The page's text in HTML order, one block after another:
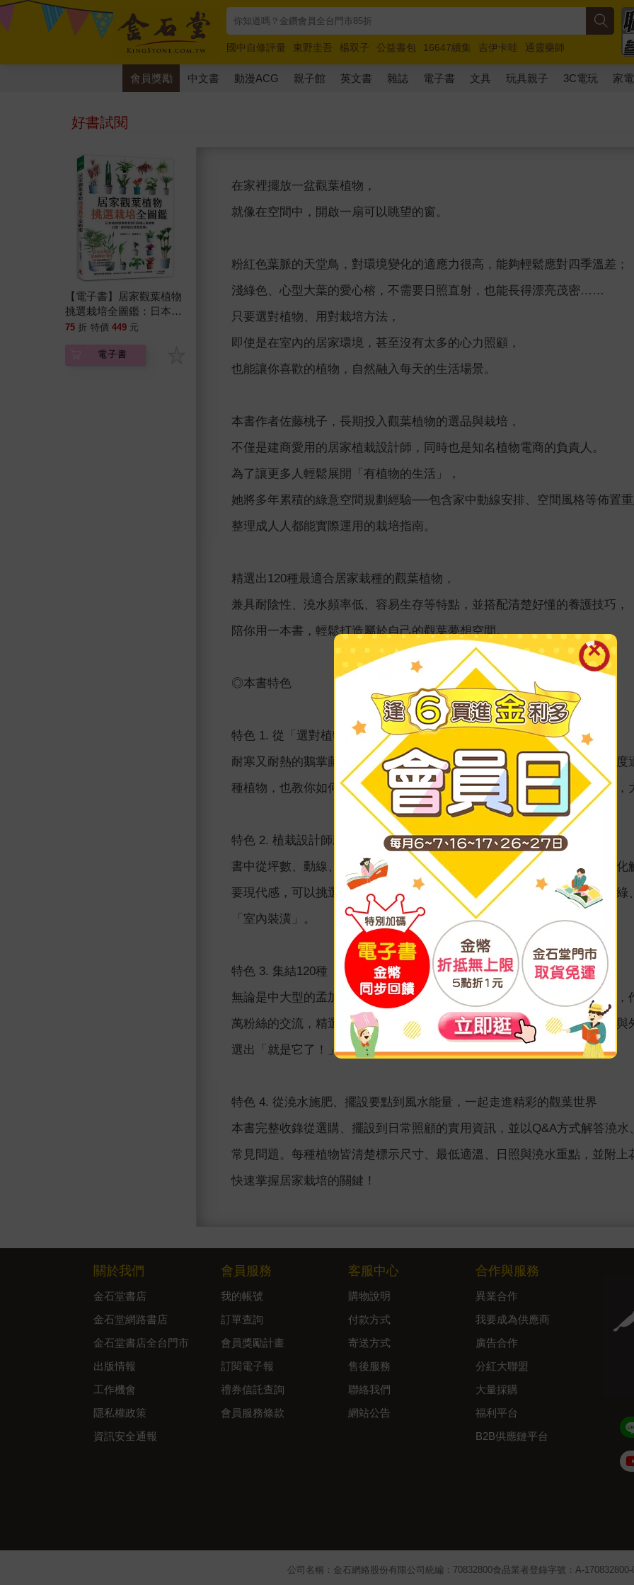
國中自修評量 東野圭吾 楊双子 公益書包 16647續集 吉伊卡哇
通靈藥師
唯紅花綻放
奧德賽 路邊攤新作 馬斯克 玩具總動員5 超慢跑
會員獎勵 中文書 動漫ACG 親子館 英文書 雜誌 電子書 文具 玩具親子 3C電玩 家電
好書試閱
【電子書】居家觀葉植物
挑選栽培全圖鑑：日本植
栽專家教你用120種人氣
意空間」
75 折 特價 449 元
電子書
在家裡擺放一盆觀葉植物，
就像在空間中，開啟一扇可以眺望的窗。
粉紅色葉脈的天堂鳥，對環境變化的適應力很高，能夠輕鬆應對四季溫差；
淺綠色、心型大葉的愛心榕，不需要日照直射，也能長得漂亮茂密……
只要選對植物、用對栽培方法，
即使是在室內的居家環境，甚至沒有太多的心力照顧，
也能讓你喜歡的植物，自然融入每天的生活場景。
本書作者佐藤桃子，長期投入觀葉植物的選品與栽培，
不僅是建商愛用的居家植栽設計師，同時也是知名植物電商的負責人。
為了讓更多人輕鬆展開「有植物的生活」，
她將多年累積的綠意空間規劃經驗──包含家中動線安排、空間風格等佈置
整理成人人都能實際運用的栽培指南。
精選出120種最適合居家栽種的觀葉植物，
兼具耐陰性、澆水頻率低、容易生存等特點，並搭配清楚好懂的養護技巧，
陪你用一本書，輕鬆打造屬於自己的觀葉夢想空間。
◎本書特色
特色 1. 從「選對植物」開始，為自己打造「會呼吸」的綠色療癒空間
耐寒又耐熱的鵝掌藤、不需要常澆水的西瓜皮椒草……書中不僅集結了溫度
種植物，也教你如何依照家中的日照、通風等條件，挑選符合環境的植物
特色 2. 植栽設計師親自教學，以「植物」創造「風格」的空間配置法
書中從坪數、動線、採光、空調風向，到樹形、葉形與葉色的搭配，系統
要現代感，可以挑選葉形獨特的大型捲葉榕；或是依照空間色系，挑選深
「室內裝潢」。
特色 3. 集結120種「新手友善」室內植物，最全面的觀葉圖鑑工具書
無論是中大型的孟加拉榕、柱狀仙人掌，還是桌面型的龍舌蘭、姬龜背芋
萬粉絲的交流，精選出最適合新手栽種的人氣觀葉植物，並搭配清楚照片
選出「就是它了！」的命定植物。
特色 4. 從澆水施肥、擺設要點到風水能量，一起走進精彩的觀葉世界
本書完整收錄從選購、擺設到日常照顧的實用資訊，並以Q&A方式解答澆
常見問題。每種植物皆清楚標示尺寸、最低適溫、日照與澆水重點，並附
快速掌握居家栽培的關鍵！
關於我們
金石堂書店
金石堂網路書店
金石堂書店全台門市
出版情報
工作機會
隱私權政策
資訊安全通報
會員服務
我的帳號
訂單查詢
會員獎勵計畫
訂閱電子報
禮券信託查詢
會員服務條款
客服中心
購物說明
付款方式
寄送方式
售後服務
聯絡我們
網站公告
合作與服務
異業合作
我要成為供應商
廣告合作
分紅大聯盟
大量採購
福利平台
B2B供應鏈平台
公司名稱：金石網絡股份有限公司 統編：70832800食品業者登錄字號：A-170832800-